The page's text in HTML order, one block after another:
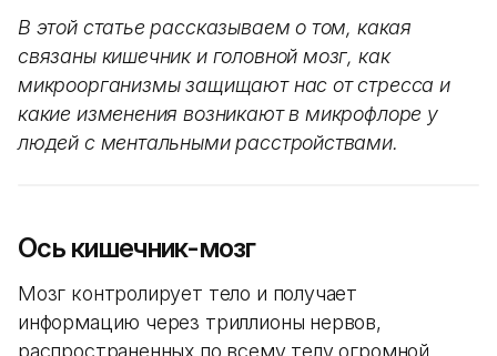
В этой статье рассказываем о том, какая
связаны кишечник и головной мозг, как
микроорганизмы защищают нас от стресса и
какие изменения возникают в микрофлоре у
людей с ментальными расстройствами.
Ось кишечник-мозг
Мозг контролирует тело и получает
информацию через триллионы нервов,
распространенных по всему телу огромной